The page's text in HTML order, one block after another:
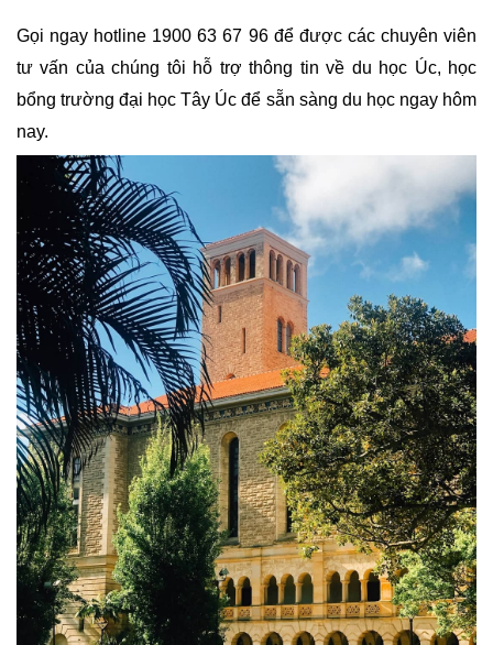
Gọi ngay hotline 1900 63 67 96 để được các chuyên viên
tư vấn của chúng tôi hỗ trợ thông tin về du học Úc, học
bổng trường đại học Tây Úc để sẵn sàng du học ngay hôm
nay.